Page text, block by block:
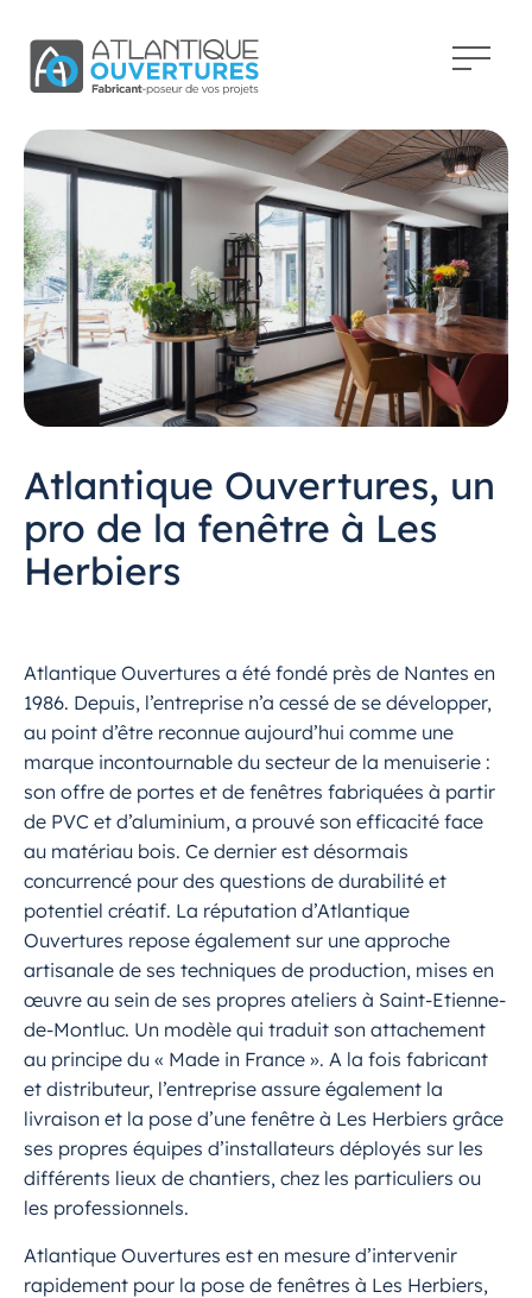
Atlantique Ouvertures, un
pro de la fenêtre à Les
Herbiers
Atlantique Ouvertures a été fondé près de Nantes en
1986. Depuis, l’entreprise n’a cessé de se développer,
au point d’être reconnue aujourd’hui comme une
marque incontournable du secteur de la menuiserie :
son offre de portes et de fenêtres fabriquées à partir
de PVC et d’aluminium, a prouvé son efficacité face
au matériau bois. Ce dernier est désormais
concurrencé pour des questions de durabilité et
potentiel créatif. La réputation d’Atlantique
Ouvertures repose également sur une approche
artisanale de ses techniques de production, mises en
œuvre au sein de ses propres ateliers à Saint-Etienne-
de-Montluc. Un modèle qui traduit son attachement
au principe du « Made in France ». A la fois fabricant
et distributeur, l’entreprise assure également la
livraison et la pose d’une fenêtre à Les Herbiers grâce
ses propres équipes d’installateurs déployés sur les
différents lieux de chantiers, chez les particuliers ou
les professionnels.
Atlantique Ouvertures est en mesure d’intervenir
rapidement pour la pose de fenêtres à Les Herbiers,